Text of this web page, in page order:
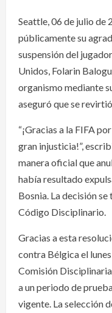
Seattle, 06 de julio de
públicamente su
suspensión del
Unidos, Folarin
organismo mediante
aseguró que se
“¡Gracias a la FIFA
gran injusticia!”,
manera oficial que
había resultado
Bosnia. La decisión
Código Disciplinario.
Gracias a esta
contra Bélgica el
Comisión
a un periodo de
vigente. La selección